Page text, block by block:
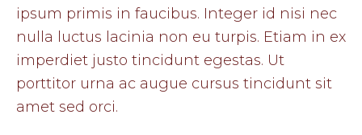
ipsum primis in faucibus. Integer id nisi nec
nulla luctus lacinia non eu turpis. Etiam in ex
imperdiet justo tincidunt egestas. Ut
porttitor urna ac augue cursus tincidunt sit
amet sed orci.